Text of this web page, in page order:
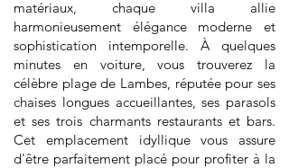
matériaux, chaque villa allie
harmonieusement élégance moderne et
sophistication intemporelle. À quelques
minutes en voiture, vous trouverez la
célèbre plage de Lambes, réputée pour ses
chaises longues accueillantes, ses parasols
et ses trois charmants restaurants et bars.
Cet emplacement idyllique vous assure
d'être parfaitement placé pour profiter à la